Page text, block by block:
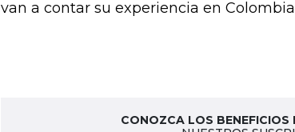
van a contar su experiencia en
CONOZCA LOS BENEFICIOS